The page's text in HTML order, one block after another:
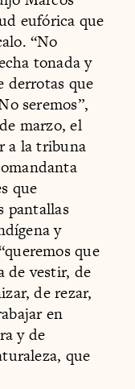
eufórica que
“No
tonada y
derrotas que
seremos”,
marzo, el
a la tribuna
que
pantallas
y
que
de vestir, de
de rezar,
en
y de
que